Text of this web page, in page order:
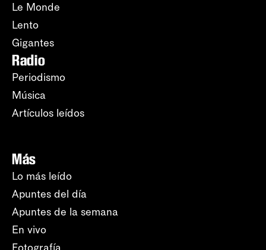
Le Monde
Lento
Gigantes
Radio
Periodismo
Música
Artículos leídos
Más
Lo más leído
Apuntes del día
Apuntes de la semana
En vivo